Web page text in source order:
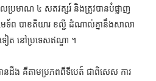
ប្រមាណ ៤ សតវត្សរ៍ និងត្រូវបានបំផ្លាញ
ព បាខតិយារ ខល្ជី ដំណាល់គ្នានឹងសាលា
ៀត នៅប្រទេសឥណ្ឌា ។
នដឹង គឺតាមប្រភពពីទីបេត៍ ជាពិសេស ការ